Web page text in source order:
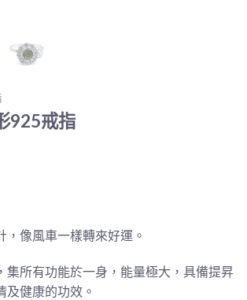
925戒指
，像風車一樣轉來好運。
集所有功能於一身，能量極大，具備提昇
及健康的功效。